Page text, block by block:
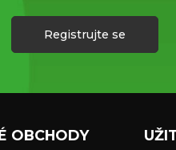
Registrujte se
OBCHODY